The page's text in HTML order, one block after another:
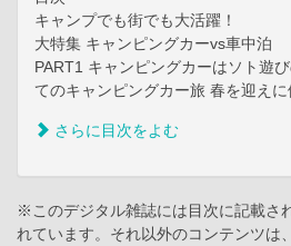
キャンプでも街でも大活躍！
大特集 キャンピングカーvs車中泊
PART1 キャンピングカーはソト遊
てのキャンピングカー旅 春を迎えに
さらに目次をよむ
※このデジタル雑誌には目次に記載さ
れています。それ以外のコンテンツは